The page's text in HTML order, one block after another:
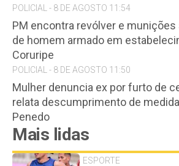
POLICIAL - 8 DE AGOSTO 11:54
PM encontra revólver e munições
de homem armado em
Coruripe
POLICIAL - 8 DE AGOSTO 11:50
Mulher denuncia ex por furto de
relata descumprimento de
Penedo
Mais lidas
ESPORTE